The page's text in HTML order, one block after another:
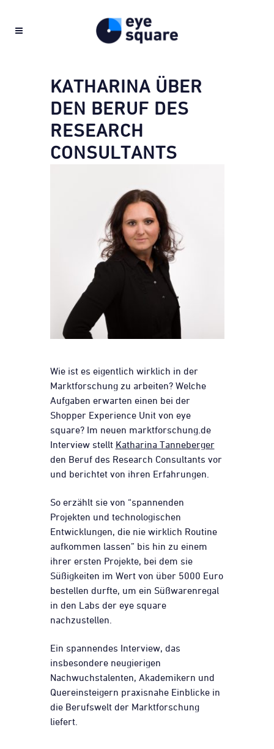
KATHARINA ÜBER
DEN BERUF DES
RESEARCH
CONSULTANTS
Wie ist es eigentlich wirklich in der
Marktforschung zu arbeiten? Welche
Aufgaben erwarten einen bei der
Shopper Experience Unit von eye
square? Im neuen marktforschung.de
Interview stellt Katharina Tanneberger
den Beruf des Research Consultants vor
und berichtet von ihren Erfahrungen.
So erzählt sie von “spannenden
Projekten und technologischen
Entwicklungen, die nie wirklich Routine
aufkommen lassen” bis hin zu einem
ihrer ersten Projekte, bei dem sie
Süßigkeiten im Wert von über 5000 Euro
bestellen durfte, um ein Süßwarenregal
in den Labs der eye square
nachzustellen.
Ein spannendes Interview, das
insbesondere neugierigen
Nachwuchstalenten, Akademikern und
Quereinsteigern praxisnahe Einblicke in
die Berufswelt der Marktforschung
liefert.